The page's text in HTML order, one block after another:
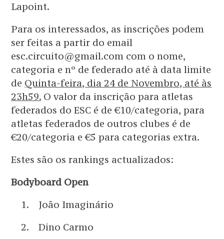
Lapoint.
Para os interessados, as inscrições podem
ser feitas a partir do email
esc.circuito@gmail.com com o nome,
categoria e nº de federado até à data limite
de Quinta-feira, dia 24 de Novembro, até às
23h59. O valor da inscrição para atletas
federados do ESC é de €10/categoria, para
atletas federados de outros clubes é de
€20/categoria e €5 para categorias extra.
Estes são os rankings actualizados:
Bodyboard Open
João Imaginário
Dino Carmo